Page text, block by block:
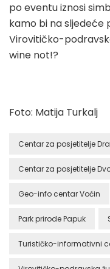
po eventu iznosi
kamo bi na sljedeće
Virovitičko-
wine not!?
Foto: Matija Turkalj
Centar za posjetitelje
Centar za posjetitelje
Geo-info centar Voćin
Park prirode Papuk
Turističko-informativni